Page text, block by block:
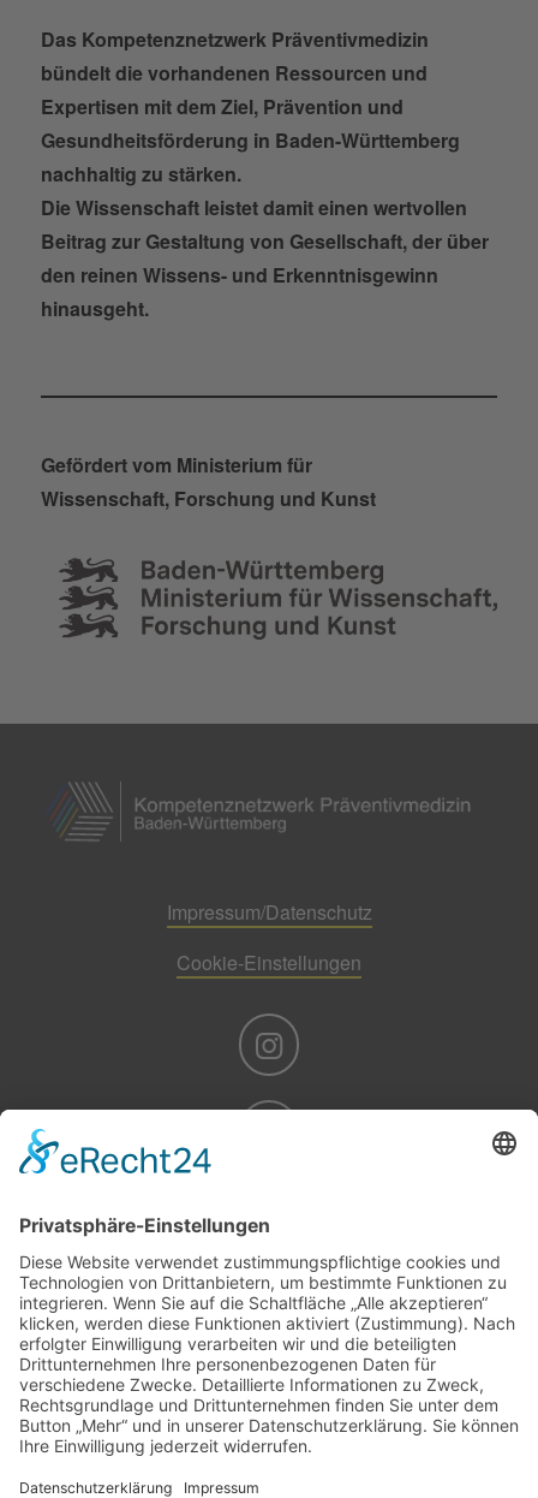
Das Kompetenznetzwerk Präventivmedizin
bündelt die vorhandenen Ressourcen und
Expertisen mit dem Ziel, Prävention und
Gesundheitsförderung in Baden-Württemberg
nachhaltig zu stärken.
Die Wissenschaft leistet damit einen wertvollen
Beitrag zur Gestaltung von Gesellschaft, der über
den reinen Wissens- und Erkenntnisgewinn
hinausgeht.
Gefördert vom Ministerium für
Wissenschaft, Forschung und Kunst
Impressum/Datenschutz
Cookie-Einstellungen